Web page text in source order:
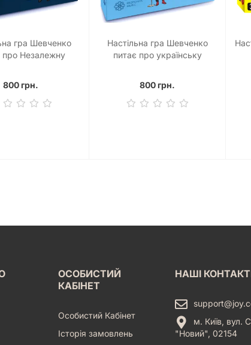
гра Шевченко
про Незалежну
800 грн.
Настільна гра Шевченко
питає про українську
800 грн.
ОСОБИСТИЙ
КАБІНЕТ
Особистий Кабінет
Історія замовлень
НАШІ
м. Київ, вул.
"Новий", 02154